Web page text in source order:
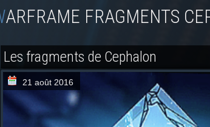
WARFRAME FRAGMENTS
Les fragments de Cephalon
21 août 2016